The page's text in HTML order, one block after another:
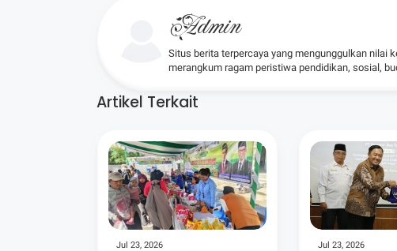
Admin
Situs berita terpercaya yang mengunggulkan nilai
merangkum ragam peristiwa pendidikan, sosial,
Artikel Terkait
Jul 23, 2026 Jul 23, 2026